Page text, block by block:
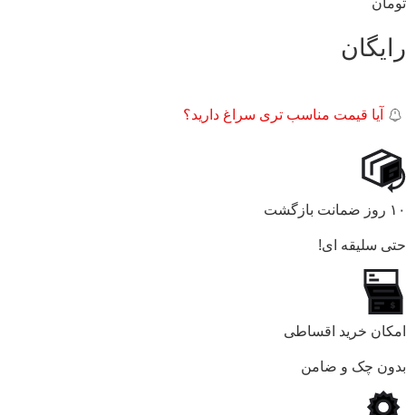
تومان
رایگان
آیا قیمت مناسب تری سراغ دارید؟
۱۰ روز ضمانت بازگشت
حتی سلیقه ای!
امکان خرید اقساطی
بدون چک و ضامن